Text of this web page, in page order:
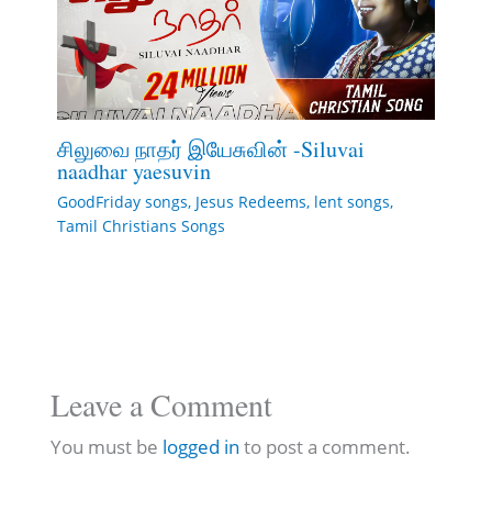
சிலுவை நாதர் இயேசுவின் -Siluvai
naadhar yaesuvin
GoodFriday songs, Jesus Redeems, lent songs,
Tamil Christians Songs
Leave a Comment
You must be logged in to post a comment.